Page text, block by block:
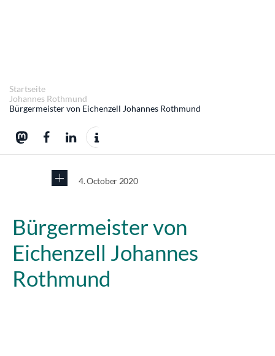
Startseite
Johannes Rothmund
Bürgermeister von Eichenzell Johannes Rothmund
4. October 2020
Bürgermeister von
Eichenzell Johannes
Rothmund